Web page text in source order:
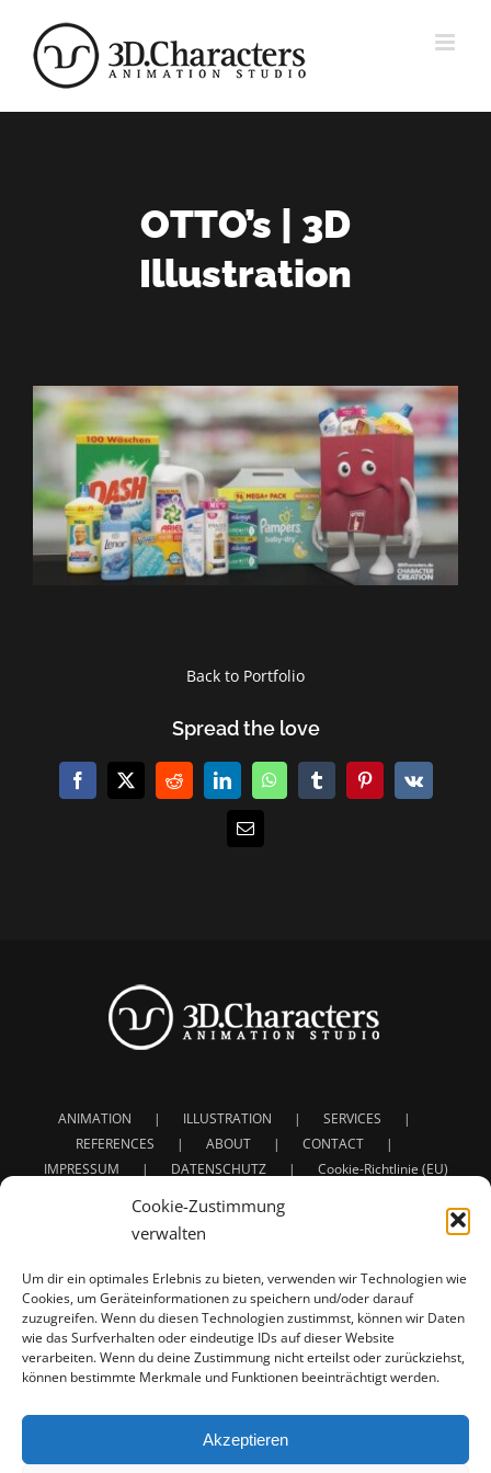
Cookie-Zustimmung
verwalten
Um dir ein optimales Erlebnis zu bieten, verwenden wir Technologien wie
Cookies, um Geräteinformationen zu speichern und/oder darauf
zuzugreifen. Wenn du diesen Technologien zustimmst, können wir Daten
wie das Surfverhalten oder eindeutige IDs auf dieser Website
verarbeiten. Wenn du deine Zustimmung nicht erteilst oder zurückziehst,
können bestimmte Merkmale und Funktionen beeinträchtigt werden.
Akzeptieren
Inhalt
springen
OTTO’s | 3D
Illustration
View
Larger
Image
Back to Portfolio
Spread the love
Facebook
X RedditLinkedInWhatsAppTumblrPinterest
Vk
E-
ANIMATION ILLUSTRATION
SERVICES
REFERENCES
ABOUT
CONTACT
IMPRESSUM
DATENSCHUTZ Cookie-Richtlinie (EU)
Service: 3D Animation | Character Animation | Creature
Animation
Full project developement for: Concept - Design - Rigging
- Animation - Texturing - Lighting - Shading - Rendering
For Commercials - Film - Presentations - Illustrations |
Werbung - Film - Präsentationen - Illustrationen